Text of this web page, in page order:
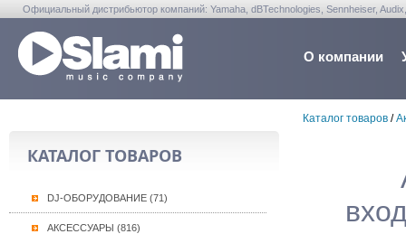
Официальный дистрибьютор компаний: Yamaha, dBTechnologies, Sennheiser,
О компании
КАТАЛОГ ТОВАРОВ
DJ-ОБОРУДОВАНИЕ (71)
АКСЕССУАРЫ (816)
Каталог товаров/